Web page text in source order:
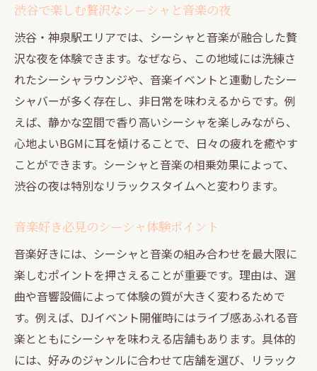
渋谷で楽しむ贅沢なシーシャと音楽の夜
渋谷・神泉駅エリアでは、シーシャと音楽が融合した贅
沢な夜を体験できます。なぜなら、この地域には洗練さ
れたシーシャラウンジや、音楽イベントと連動したシー
シャバーが多く存在し、非日常を味わえるからです。例
えば、静かな空間で香り高いシーシャを楽しみながら、
心地よいBGMに耳を傾けることで、日々の疲れを癒やす
ことができます。シーシャと音楽の相乗効果によって、
渋谷の夜は特別なリラックスタイムへと変わります。
音楽好き必見のシーシャ体験ポイント
音楽好きには、シーシャと音楽の組み合わせを最大限に
楽しむポイントを押さえることが重要です。理由は、選
曲や音響設備によって体験の質が大きく変わるためで
す。例えば、DJイベント開催時にはライブ感あふれる音
楽とともにシーシャを味わえる店舗もあります。具体的
には、好みのジャンルに合わせて店舗を選び、リラック